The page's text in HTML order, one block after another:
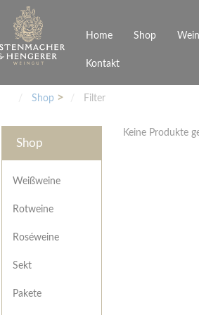
Home Shop
Weißweine
Roséweine
Junges Schwaben
Veranstaltungen
Kontakt
Shop Filter
Shop
Weißweine
Rotweine
Roséweine
Sekt
Pakete
Keine Produkte